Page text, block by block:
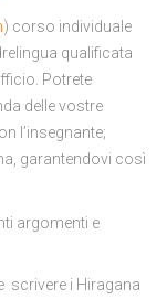
) corso individuale
qualificata
Potrete
delle vostre
l’insegnante;
garantendovi così
argomenti e
scrivere i Hiragana